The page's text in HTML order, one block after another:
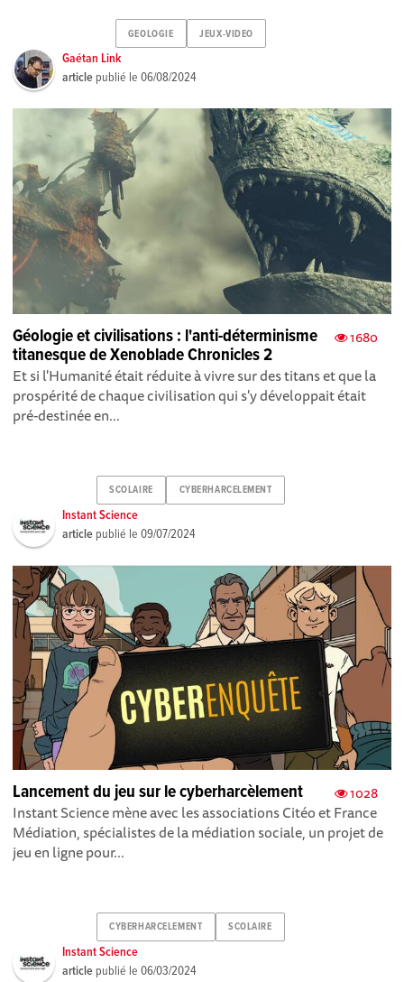
GEOLOGIE JEUX-VIDEO
Gaétan Link
article publié le06/08/2024
1680
Géologie et civilisations : l'anti-déterminisme
titanesque de Xenoblade Chronicles 2
Et si l'Humanité était réduite à vivre sur des titans et que la
prospérité de chaque civilisation qui s'y développait était
pré-destinée en...
SCOLAIRE CYBERHARCELEMENT
Instant Science
article publié le09/07/2024
1028
Lancement du jeu sur le cyberharcèlement
Instant Science mène avec les associations Citéo et France
Médiation, spécialistes de la médiation sociale, un projet de
jeu en ligne pour...
CYBERHARCELEMENT SCOLAIRE
Instant Science
article publié le06/03/2024